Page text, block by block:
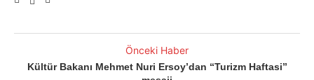
Önceki Haber
Kültür Bakanı Mehmet Nuri Ersoy’dan “Turizm Haftasi”